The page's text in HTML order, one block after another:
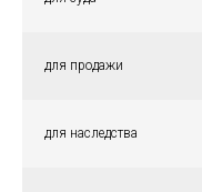
для продажи
для наследства